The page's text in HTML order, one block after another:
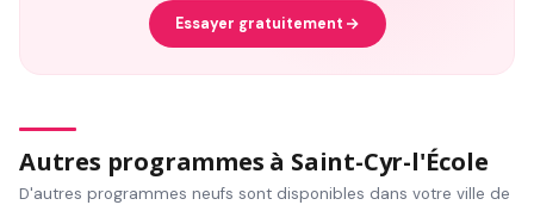
Essayer gratuitement
Autres programmes à Saint-Cyr-l'École
D'autres programmes neufs sont disponibles dans votre ville de